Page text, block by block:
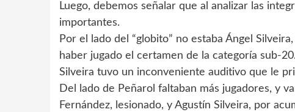
Luego, debemos señalar que al analizar las
importantes.
Por el lado del “globito” no estaba Ángel
haber jugado el certamen de la categoría sub-20.
Silveira tuvo un inconveniente auditivo que le
Del lado de Peñarol faltaban más jugadores, y
Fernández, lesionado, y Agustín Silveira, por